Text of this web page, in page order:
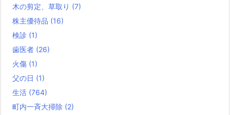
木の剪定、草取り (7)
株主優待品 (16)
検診 (1)
歯医者 (26)
火傷 (1)
父の日 (1)
生活 (764)
町内一斉大掃除 (2)